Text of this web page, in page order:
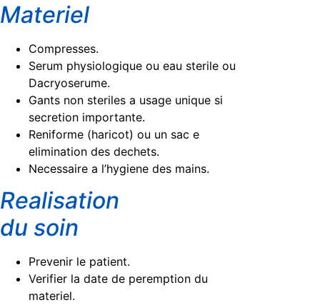
Materiel
Compresses.
Serum physiologique ou eau sterile ou
Dacryoserume.
Gants non steriles a usage unique si
secretion importante.
Reniforme (haricot) ou un sac e
elimination des dechets.
Necessaire a l’hygiene des mains.
Realisation
du soin
Prevenir le patient.
Verifier la date de peremption du
materiel.